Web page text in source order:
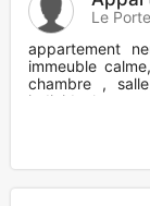
Le
appartement
immeuble
chambre ,
individuel, vue sur